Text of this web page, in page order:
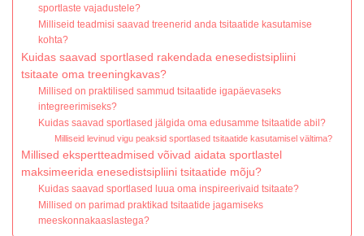
sportlaste vajadustele?
Milliseid teadmisi saavad treenerid anda tsitaatide kasutamise
kohta?
Kuidas saavad sportlased rakendada enesedistsipliini
tsitaate oma treeningkavas?
Millised on praktilised sammud tsitaatide igapäevaseks
integreerimiseks?
Kuidas saavad sportlased jälgida oma edusamme tsitaatide abil?
Milliseid levinud vigu peaksid sportlased tsitaatide kasutamisel vältima?
Millised ekspertteadmised võivad aidata sportlastel
maksimeerida enesedistsipliini tsitaatide mõju?
Kuidas saavad sportlased luua oma inspireerivaid tsitaate?
Millised on parimad praktikad tsitaatide jagamiseks
meeskonnakaaslastega?